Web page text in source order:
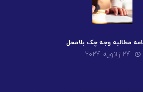
مطالبه وجه چک بلامحل
۲۴ ژانویه ۲۰۲۴